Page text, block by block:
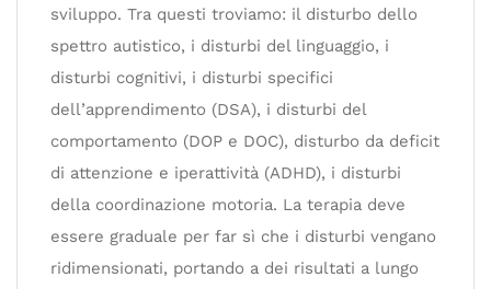
sviluppo. Tra questi troviamo: il disturbo dello
spettro autistico, i disturbi del linguaggio, i
disturbi cognitivi, i disturbi specifici
dell’apprendimento (DSA), i disturbi del
comportamento (DOP e DOC), disturbo da deficit
di attenzione e iperattività (ADHD), i disturbi
della coordinazione motoria. La terapia deve
essere graduale per far sì che i disturbi vengano
ridimensionati, portando a dei risultati a lungo